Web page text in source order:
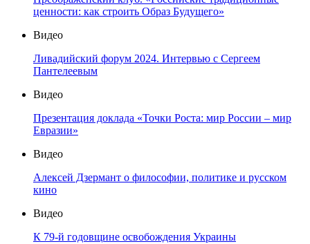
ценности: как строить Образ Будущего»
Видео
Ливадийский форум 2024. Интервью с Сергеем
Пантелеевым
Видео
Презентация доклада «Точки Роста: мир России – мир
Евразии»
Видео
Алексей Дзермант о философии, политике и русском
кино
Видео
К 79-й годовщине освобождения Украины